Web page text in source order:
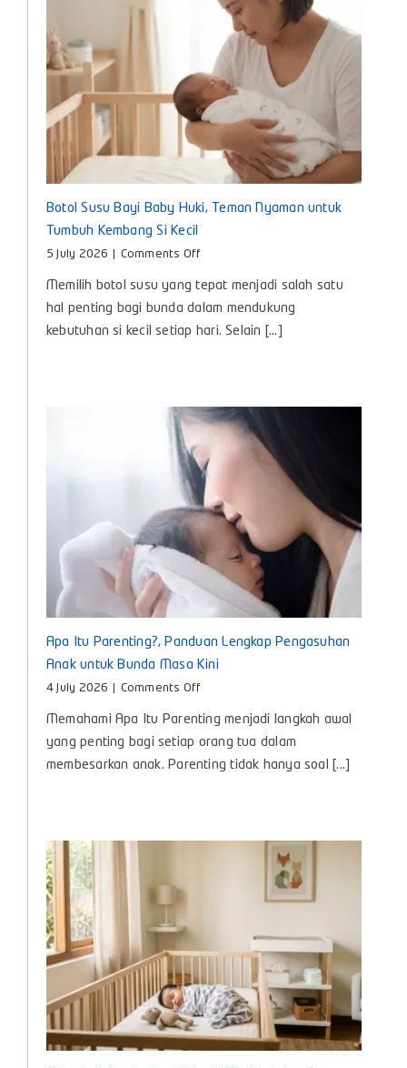
Hari
Botol Susu Bayi Baby Huki, Teman Nyaman untuk
Tumbuh Kembang Si Kecil
5 July 2026 Comments Offon
Susu
Bayi
Baby
Tumbuh
Kembang
Kecil
Memilih botol susu yang tepat menjadi salah satu
hal penting bagi bunda dalam mendukung
kebutuhan si kecil setiap hari. Selain [...]
Apa Itu Parenting?, Panduan Lengkap Pengasuhan
Anak untuk Bunda Masa Kini
4 July 2026 Comments Offon
Itu
Parenting?,
Lengkap
Bunda
Memahami Apa Itu Parenting menjadi langkah awal
yang penting bagi setiap orang tua dalam
membesarkan anak. Parenting tidak hanya soal [...]